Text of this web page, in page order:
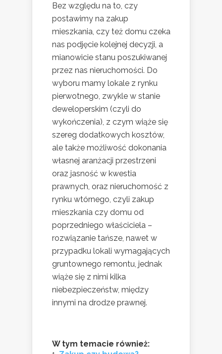
Bez względu na to, czy
postawimy na zakup
mieszkania, czy też domu czeka
nas podjęcie kolejnej decyzji, a
mianowicie stanu poszukiwanej
przez nas nieruchomości. Do
wyboru mamy lokale z rynku
pierwotnego, zwykle w stanie
deweloperskim (czyli do
wykończenia), z czym wiąże się
szereg dodatkowych kosztów,
ale także możliwość dokonania
własnej aranżacji przestrzeni
oraz jasność w kwestia
prawnych, oraz nieruchomość z
rynku wtórnego, czyli zakup
mieszkania czy domu od
poprzedniego właściciela –
rozwiązanie tańsze, nawet w
przypadku lokali wymagających
gruntownego remontu, jednak
wiąże się z nimi kilka
niebezpieczeństw, między
innymi na drodze prawnej.
W tym temacie również: